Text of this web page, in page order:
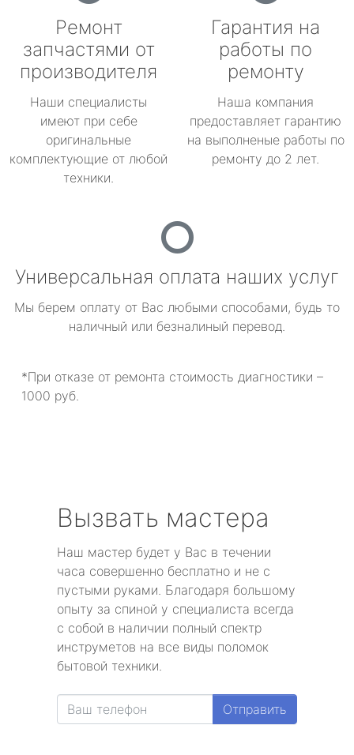
Ремонт
запчастями от
производителя
Наши специалисты
имеют при себе
оригинальные
комплектующие от любой
техники.
Гарантия на
работы по
ремонту
Наша компания
предоставляет гарантию
на выполненые работы по
ремонту до 2 лет.
Универсальная оплата наших услуг
Мы берем оплату от Вас любыми способами, будь то
наличный или безналиный перевод.
*При отказе от ремонта стоимость диагностики –
1000 руб.
Вызвать мастера
Наш мастер будет у Вас в течении
часа совершенно бесплатно и не с
пустыми руками. Благодаря большому
опыту за спиной у специалиста всегда
с собой в наличии полный спектр
инструметов на все виды поломок
бытовой техники.
Отправить